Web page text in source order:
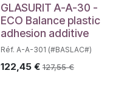
GLASURIT A-A-30 -
ECO Balance plastic
adhesion additive
Réf. A-A-301 (#BASLAC#)
122,45€ 127,55€